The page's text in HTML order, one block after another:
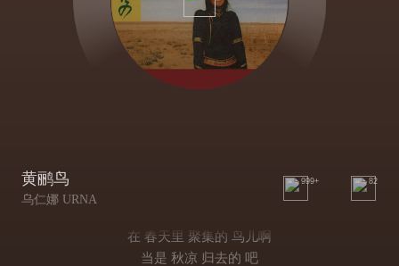
黄鹂鸟
乌仁娜 URNA
999+ 82
在 春天里 聚集的 鸟儿啊
当是 秋凉 归去的 吧